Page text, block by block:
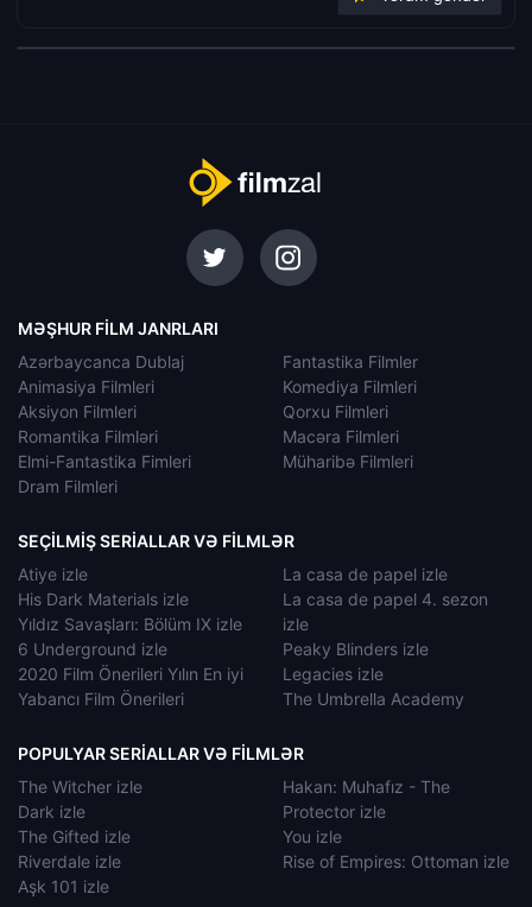
MƏŞHUR FILM JANRLARI
Azərbaycanca Dublaj
Animasiya Filmleri
Aksiyon Filmleri
Romantika Filmləri
Elmi-Fantastika Fimleri
Dram Filmleri
Fantastika Filmler
Komediya Filmleri
Qorxu Filmleri
Macəra Filmleri
Müharibə Filmleri
SEÇILMIŞ SERIALLAR VƏ FILMLƏR
Atiye izle
His Dark Materials izle
Yıldız Savaşları: Bölüm IX izle
6 Underground izle
2020 Film Önerileri Yılın En iyi
Yabancı Film Önerileri
La casa de papel izle
La casa de papel 4. sezon
izle
Peaky Blinders izle
Legacies izle
The Umbrella Academy
POPULYAR SERIALLAR VƏ FILMLƏR
The Witcher izle
Dark izle
The Gifted izle
Riverdale izle
Aşk 101 izle
Hakan: Muhafız - The
Protector izle
You izle
Rise of Empires: Ottoman izle